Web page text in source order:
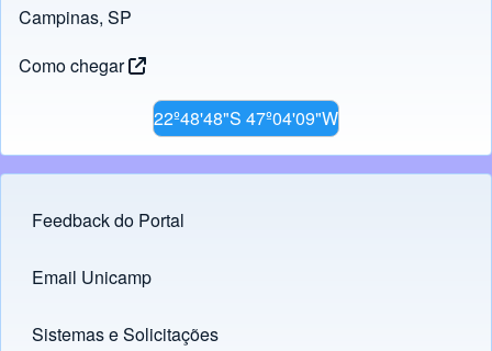
Campinas, SP
Como chegar
22º48'48"S 47º04'09"W
Footer menu
Feedback do Portal
Links
Email Unicamp
(opens in new tab)
Sistemas e Solicitações
(opens in new tab)